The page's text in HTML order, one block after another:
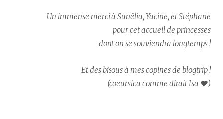
Un immense merci à Sunêlia, Yacine, et Stéphane
pour cet accueil de princesses
dont on se souviendra longtemps !
Et des bisous à mes copines de blogtrip !
(coeursica comme dirait Isa ♥︎)